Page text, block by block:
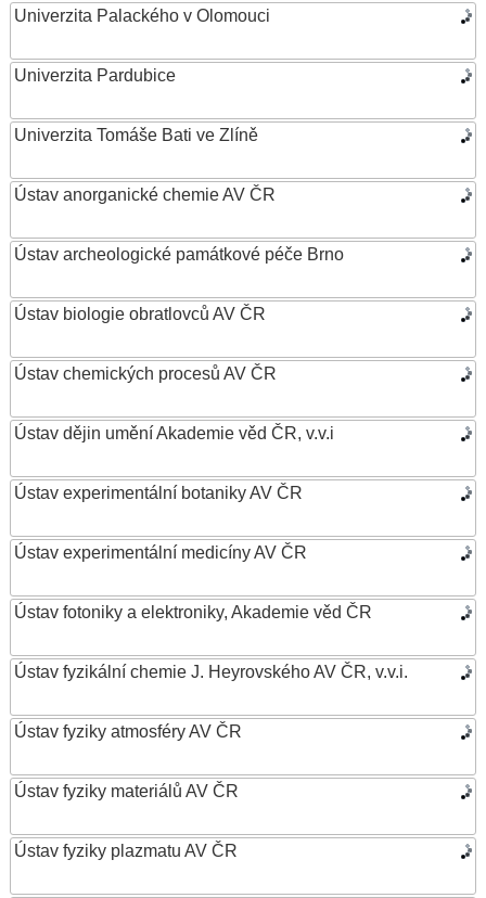
Univerzita Palackého v Olomouci
Univerzita Pardubice
Univerzita Tomáše Bati ve Zlíně
Ústav anorganické chemie AV ČR
Ústav archeologické památkové péče Brno
Ústav biologie obratlovců AV ČR
Ústav chemických procesů AV ČR
Ústav dějin umění Akademie věd ČR, v.v.i
Ústav experimentální botaniky AV ČR
Ústav experimentální medicíny AV ČR
Ústav fotoniky a elektroniky, Akademie věd ČR
Ústav fyzikální chemie J. Heyrovského AV ČR, v.v.i.
Ústav fyziky atmosféry AV ČR
Ústav fyziky materiálů AV ČR
Ústav fyziky plazmatu AV ČR